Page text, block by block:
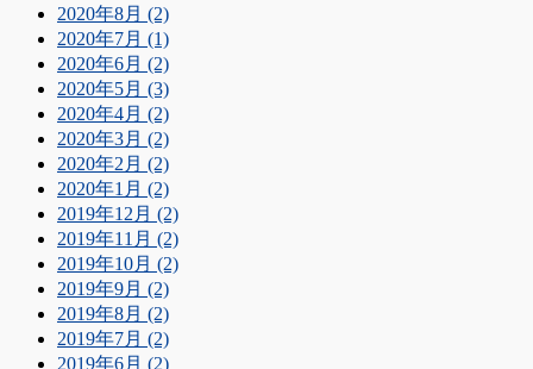
2020年8月 (2)
2020年7月 (1)
2020年6月 (2)
2020年5月 (3)
2020年4月 (2)
2020年3月 (2)
2020年2月 (2)
2020年1月 (2)
2019年12月 (2)
2019年11月 (2)
2019年10月 (2)
2019年9月 (2)
2019年8月 (2)
2019年7月 (2)
2019年6月 (2)